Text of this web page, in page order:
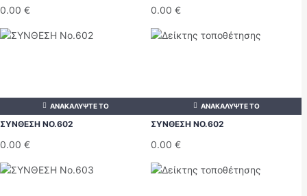
0.00 € 0.00 €
ΣΥΝΘΕΣΗ ΝΟ.602
0.00 €
ΑΝΑΚΑΛΥΨΤΕ ΤΟ
ΣΥΝΘΕΣΗ ΝΟ.602
0.00 €
ΑΝΑΚΑΛΥΨΤΕ ΤΟ